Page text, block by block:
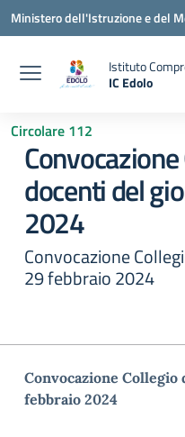
Vai ai contenuti
Vai al menu di navigazione
Vai al footer
Ministero dell'Istruzione e del
Istituto
IC Edolo
Circolare 112
docenti del
2024
Convocazione
29 febbraio 2024
Convocazione
febbraio 2024